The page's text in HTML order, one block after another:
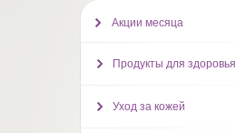
Акции месяца
Продукты для здоровья
Уход за кожей